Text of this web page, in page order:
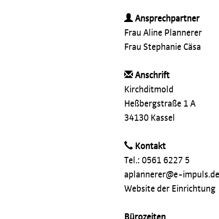
Ansprechpartner
Frau Aline Plannerer
Frau Stephanie Cäsa
Anschrift
Kirchditmold
Heßbergstraße 1 A
34130 Kassel
Kontakt
Tel.: 0561 6227 5
aplannerer@e-impuls.de
Website der Einrichtung